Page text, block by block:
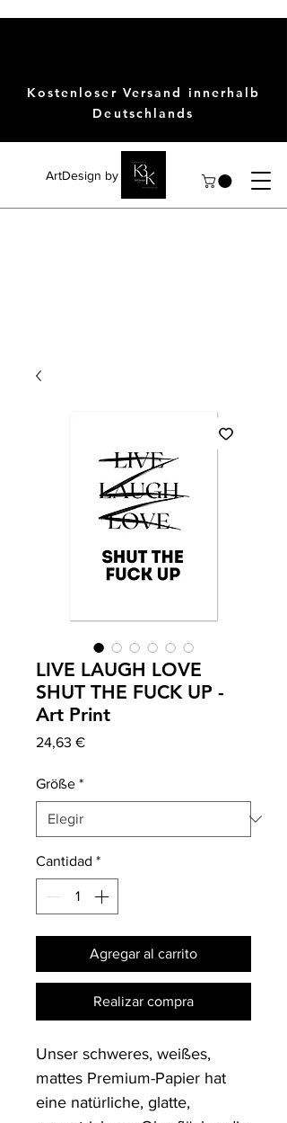
ArtDesign by KBK
Kostenloser Versand innerhalb
Deutschlands
LIVE LAUGH LOVE
SHUT THE FUCK UP -
Art Print
24,63 €Precio
Größe *
Cantidad *
Agregar al carrito
Realizar compra
Unser schweres, weißes,
mattes Premium-Papier hat
eine natürliche, glatte,